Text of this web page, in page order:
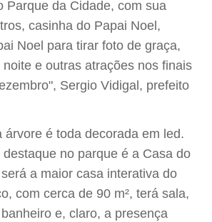
Parque da Cidade, com sua
casinha do Papai Noel,
Noel para tirar foto de graça,
e outras atrações nos finais
Sergio Vidigal, prefeito
árvore é toda decorada em led.
no parque é a Casa do
a maior casa interativa do
com cerca de 90 m², terá sala,
e, claro, a presença